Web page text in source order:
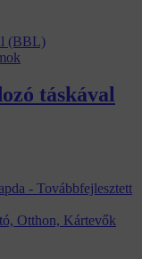
táskával
Otthon, Kártevők